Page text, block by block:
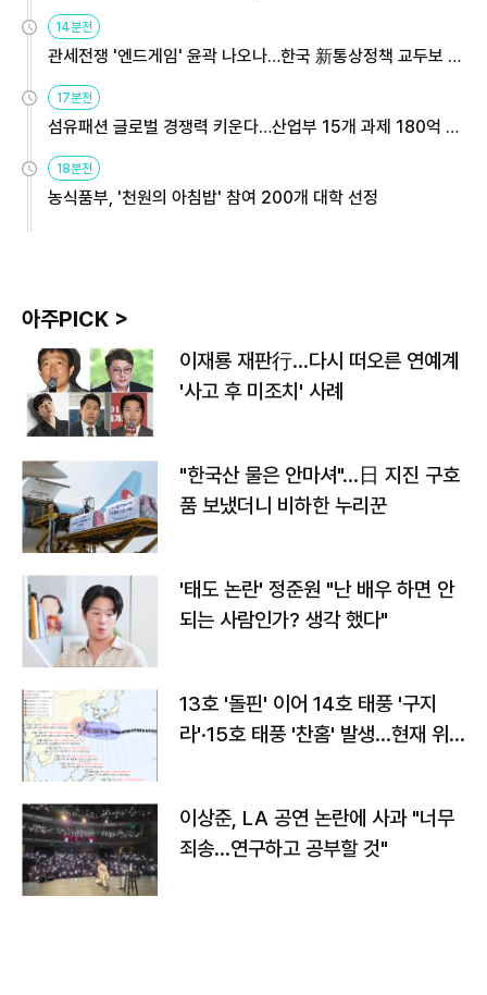
14분전
관세전쟁 '엔드게임' 윤곽 나오나…한국 新통상정책 교두보 활
용해야
17분전
섬유패션 글로벌 경쟁력 키운다…산업부 15개 과제 180억 지
원
18분전
농식품부, '천원의 아침밥' 참여 200개 대학 선정
아주PICK >
이재룡 재판行…다시 떠오른 연예계
'사고 후 미조치' 사례
"한국산 물은 안마셔"…日 지진 구호
품 보냈더니 비하한 누리꾼
'태도 논란' 정준원 "난 배우 하면 안
되는 사람인가? 생각 했다"
13호 '돌핀' 이어 14호 태풍 '구지
라'·15호 태풍 '찬홈' 발생…현재 위
이상준, LA 공연 논란에 사과 "너무
죄송…연구하고 공부할 것"